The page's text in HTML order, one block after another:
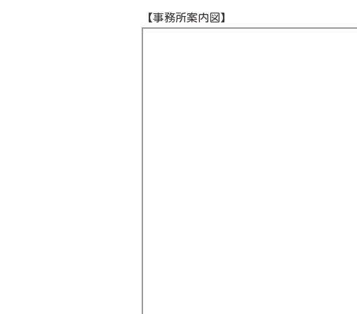
【事務所案内図】